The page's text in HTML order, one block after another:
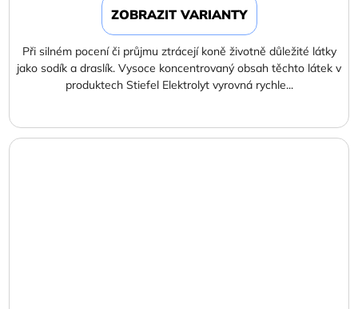
ZOBRAZIT VARIANTY
Při silném pocení či průjmu ztrácejí koně životně důležité látky
jako sodík a draslík. Vysoce koncentrovaný obsah těchto látek v
produktech Stiefel Elektrolyt vyrovná rychle...